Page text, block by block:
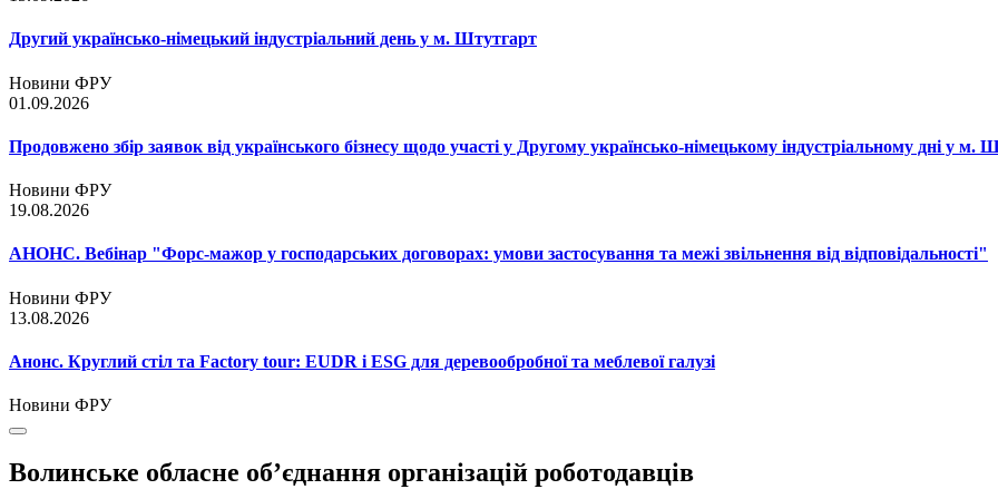
Другий українсько-німецький індустріальний день у м. Штутгарт
Новини ФРУ
01.09.2026
Продовжено збір заявок від українського бізнесу щодо участі у Другому українсько-німецькому індустріальному дні у м.
Новини ФРУ
19.08.2026
АНОНС. Вебінар "Форс-мажор у господарських договорах: умови застосування та межі звільнення від відповідальності"
Новини ФРУ
13.08.2026
Анонс. Круглий стіл та Factory tour: EUDR і ESG для деревообробної та меблевої галузі
Новини ФРУ
Волинське обласне об’єднання організацій роботодавців